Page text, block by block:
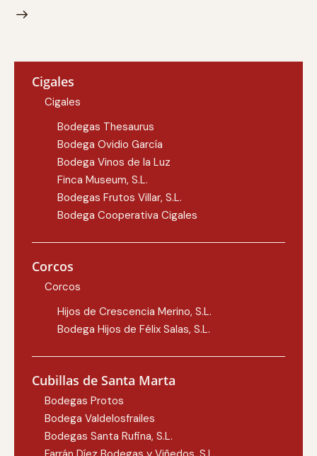
Cigales
Cigales
Bodegas Thesaurus
Bodega Ovidio García
Bodega Vinos de la Luz
Finca Museum, S.L.
Bodegas Frutos Villar, S.L.
Bodega Cooperativa Cigales
Corcos
Corcos
Hijos de Crescencia Merino, S.L.
Bodega Hijos de Félix Salas, S.L.
Cubillas de Santa Marta
Bodegas Protos
Bodega Valdelosfrailes
Bodegas Santa Rufina, S.L.